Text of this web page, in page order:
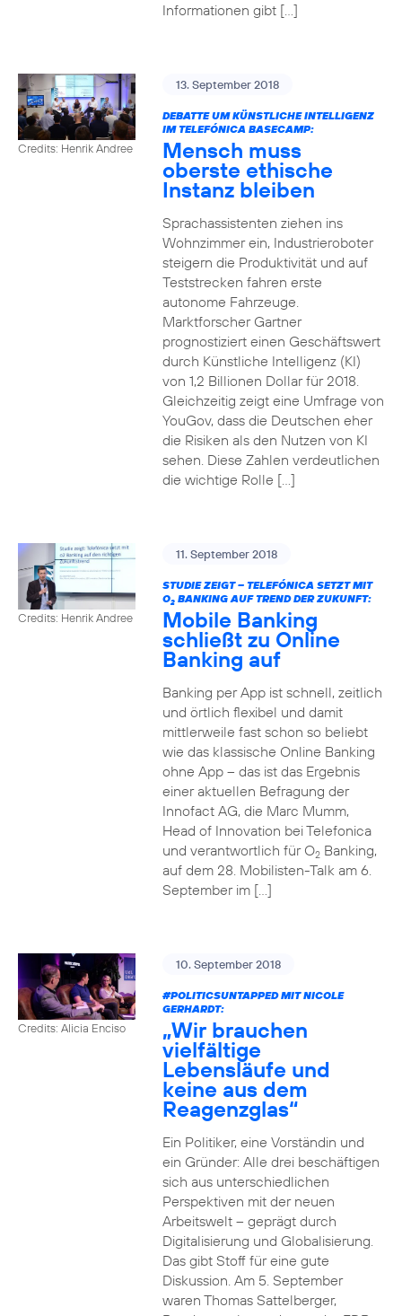
Informationen gibt […]
Credits: Henrik Andree
13. September 2018
DEBATTE UM KÜNSTLICHE INTELLIGENZ
IM TELEFÓNICA BASECAMP:
Mensch muss
oberste ethische
Instanz bleiben
Sprachassistenten ziehen ins
Wohnzimmer ein, Industrieroboter
steigern die Produktivität und auf
Teststrecken fahren erste
autonome Fahrzeuge.
Marktforscher Gartner
prognostiziert einen Geschäftswert
durch Künstliche Intelligenz (KI)
von 1,2 Billionen Dollar für 2018.
Gleichzeitig zeigt eine Umfrage von
YouGov, dass die Deutschen eher
die Risiken als den Nutzen von KI
sehen. Diese Zahlen verdeutlichen
die wichtige Rolle […]
Credits: Henrik Andree
11. September 2018
STUDIE ZEIGT – TELEFÓNICA SETZT MIT
O2BANKING AUF TREND DER ZUKUNFT:
Mobile Banking
schließt zu Online
Banking auf
Banking per App ist schnell, zeitlich
und örtlich flexibel und damit
mittlerweile fast schon so beliebt
wie das klassische Online Banking
ohne App – das ist das Ergebnis
einer aktuellen Befragung der
Innofact AG, die Marc Mumm,
Head of Innovation bei Telefonica
und verantwortlich für O2Banking,
auf dem 28. Mobilisten-Talk am 6.
September im […]
Credits: Alicia Enciso
10. September 2018
#POLITICSUNTAPPEDMIT NICOLE
GERHARDT:
„Wir brauchen
vielfältige
Lebensläufe und
keine aus dem
Reagenzglas“
Ein Politiker, eine Vorständin und
ein Gründer: Alle drei beschäftigen
sich aus unterschiedlichen
Perspektiven mit der neuen
Arbeitswelt – geprägt durch
Digitalisierung und Globalisierung.
Das gibt Stoff für eine gute
Diskussion. Am 5. September
waren Thomas Sattelberger,